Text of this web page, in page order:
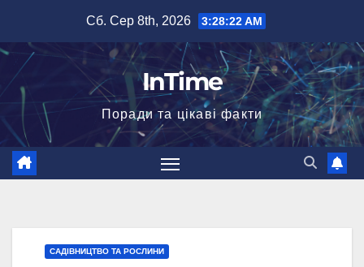
вмісту
Сб. Сер 8th, 2026 3:28:23 AM
InTime
Поради та цікаві факти
САДІВНИЦТВО ТА РОСЛИНИ